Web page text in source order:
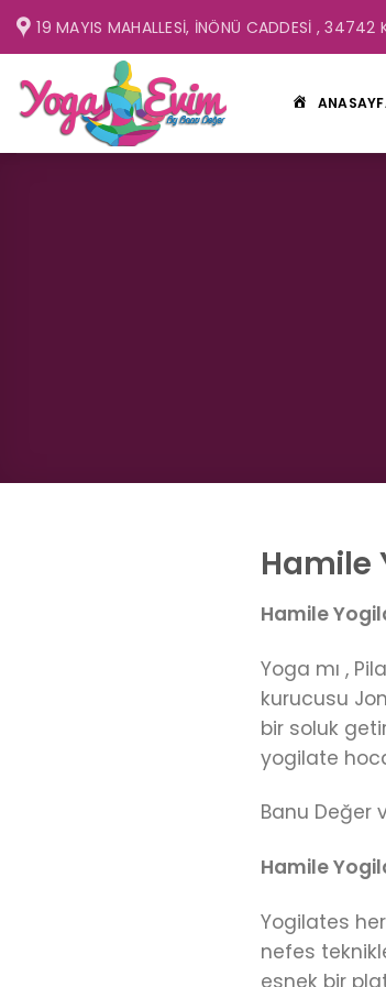
İçeriğe
atla
19 MAYIS MAHALLESI, İNÖNÜ CADDESI , 34742
Hamile
Hamile
Yoga mı ,
kurucusu
bir soluk
yogilate
Banu Değer
Hamile
Yogilates
nefes
esnek bir